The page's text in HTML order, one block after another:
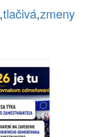
,tlačivá,zmeny